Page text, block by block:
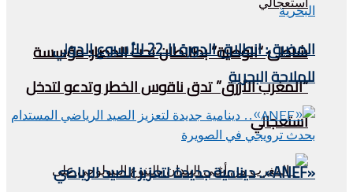
شاطئ “الوطية” بطانطان تحت الحصار: مؤسسة
“المغرب الأزرق” تدق ناقوس الخطر وتدعو لتدخل
استعجالي
المضيق: انطلاق الدورة الـ22 للأسبوع الدولي
للملاحة البحرية
«ANEF».. دينامية جديدة لتعزيز الصيد الرياضي